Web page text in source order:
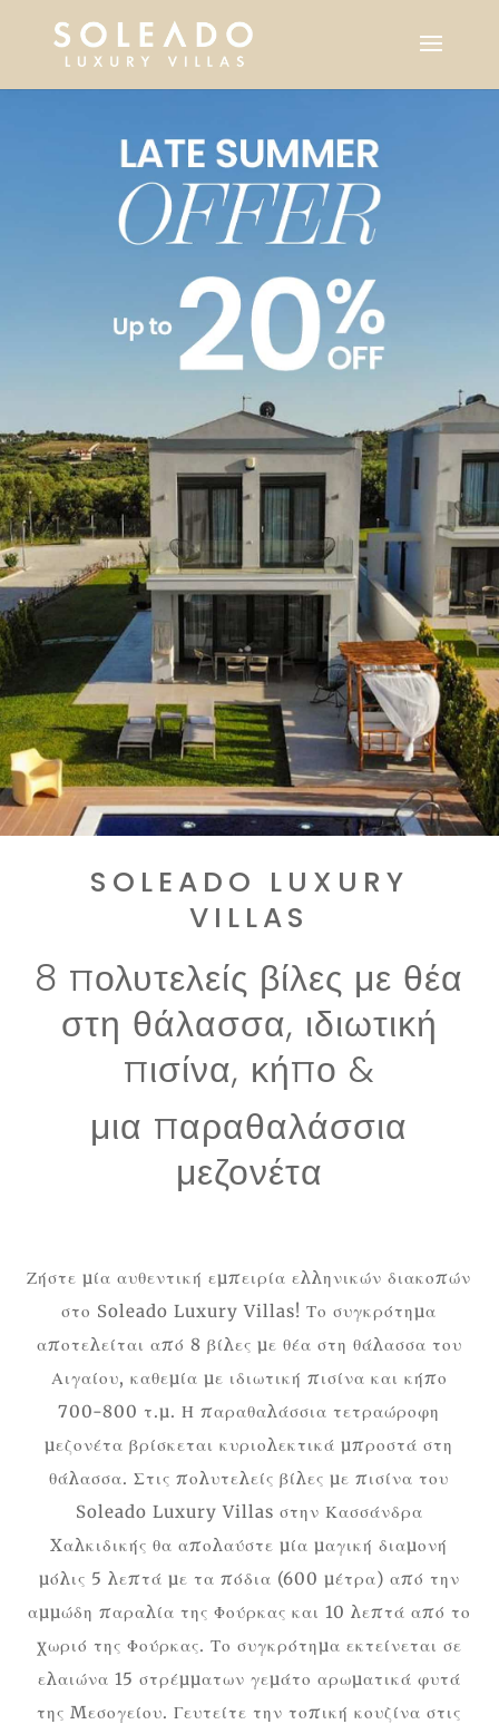
SOLEADO LUXURY
VILLAS
8 πολυτελείς βίλες με θέα
στη θάλασσα, ιδιωτική
πισίνα, κήπο &
μια παραθαλάσσια
μεζονέτα
Ζήστε μία αυθεντική εμπειρία ελληνικών διακοπών
στο Soleado Luxury Villas! Το συγκρότημα
αποτελείται από 8 βίλες με θέα στη θάλασσα του
Αιγαίου, καθεμία με ιδιωτική πισίνα και κήπο
700-800 τ.μ. Η παραθαλάσσια τετραώροφη
μεζονέτα βρίσκεται κυριολεκτικά μπροστά στη
θάλασσα. Στις πολυτελείς βίλες με πισίνα του
Soleado Luxury Villas στην Κασσάνδρα
Χαλκιδικής θα απολαύστε μία μαγική διαμονή
μόλις 5 λεπτά με τα πόδια (600 μέτρα) από την
αμμώδη παραλία της Φούρκας και 10 λεπτά από το
χωριό της Φούρκας. Το συγκρότημα εκτείνεται σε
ελαιώνα 15 στρέμματων γεμάτο αρωματικά φυτά
της Μεσογείου. Γευτείτε την τοπική κουζίνα στις